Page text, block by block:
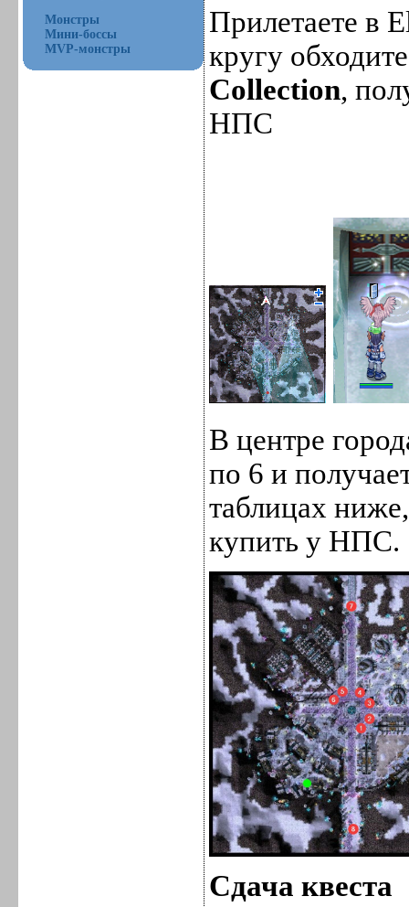
Монстры
Мини-боссы
MVP-монстры
Прилетаете в
кругу
Collection,
НПС
В центре
по 6 и
таблицах
купить у НПС.
Сдача квеста